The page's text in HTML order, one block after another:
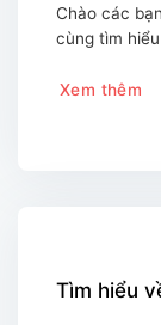
Chào các
cùng tìm
Xem thêm
Tìm hiểu